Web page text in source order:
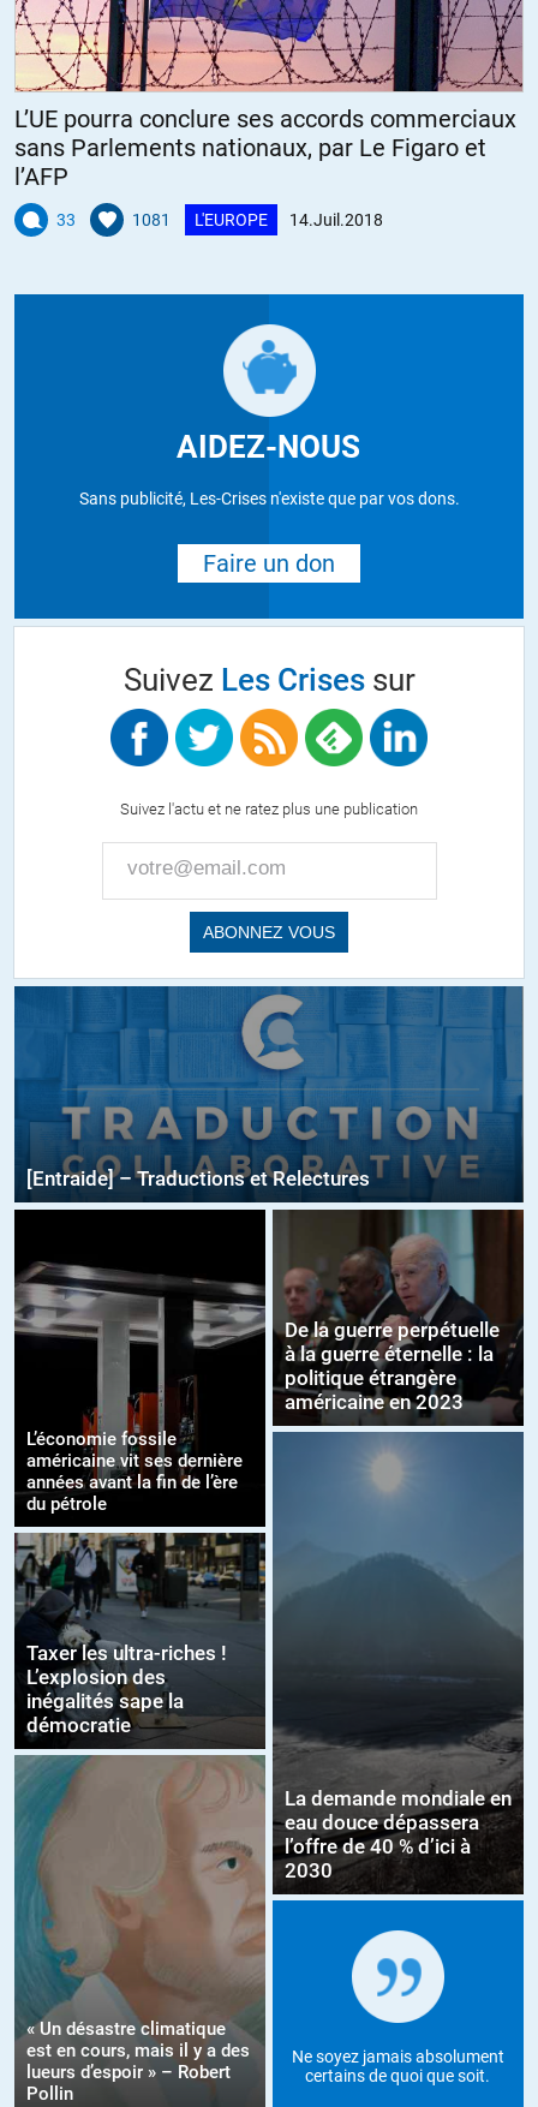
L’UE pourra conclure ses accords commerciaux
sans Parlements nationaux, par Le Figaro et
l’AFP
33 1081 L'EUROPE 14.Juil.2018
AIDEZ-NOUS
Sans publicité, Les-Crises n'existe que par vos dons.
Faire un don
Suivez Les Crisessur
Suivez l'actu et ne ratez plus une publication
[Entraide] – Traductions et Relectures
L’économie fossile
américaine vit ses dernière
années avant la fin de l’ère
du pétrole
Taxer les ultra-riches !
L’explosion des
inégalités sape la
démocratie
« Un désastre climatique
est en cours, mais il y a des
lueurs d’espoir » – Robert
Pollin
De la guerre perpétuelle
à la guerre éternelle : la
politique étrangère
américaine en 2023
La demande mondiale en
eau douce dépassera
l’offre de 40 % d’ici à
2030
Ne soyez jamais absolument
certains de quoi que soit.